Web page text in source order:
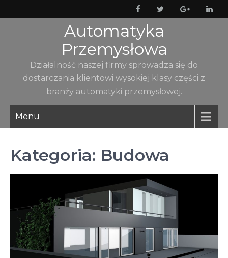
to
Automatyka
Przemysłowa
Działalność naszej firmy sprowadza się do
dostarczania klientowi wysokiej klasy części z
branży automatyki przemysłowej.
Menu
Kategoria: Budowa